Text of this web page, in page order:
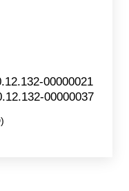
00000021
00000037